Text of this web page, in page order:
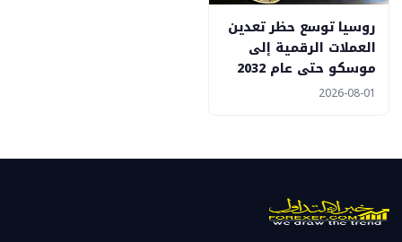
روسيا توسع حظر تعدين
العملات الرقمية إلى
موسكو حتى عام 2032
2026-08-01